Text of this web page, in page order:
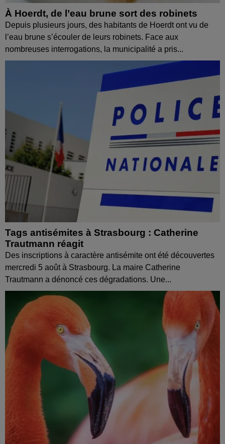
À Hoerdt, de l’eau brune sort des robinets
Depuis plusieurs jours, des habitants de Hoerdt ont vu de
l’eau brune s’écouler de leurs robinets. Face aux
nombreuses interrogations, la municipalité a pris...
Tags antisémites à Strasbourg : Catherine
Trautmann réagit
Des inscriptions à caractère antisémite ont été découvertes
mercredi 5 août à Strasbourg. La maire Catherine
Trautmann a dénoncé ces dégradations. Une...